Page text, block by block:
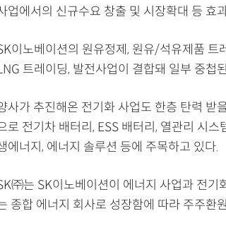
업에서의 신규수요 창출 및 시장확대 등 효
이노베이션의 원유정제, 원유/석유제품 트
트레이딩, 발전사업이 결합돼 일부 중첩
사가 추진해온 전기화 사업도 한층 탄력 받
로 전기차 배터리, ESS 배터리, 열관리 시
에너지, 에너지 솔루션 등에 주목하고 있다.
㈜는 SK이노베이션이 에너지 사업과 전
종합 에너지 회사로 성장함에 따라 주주환